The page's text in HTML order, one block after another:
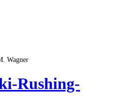
Wagner
Rushing-